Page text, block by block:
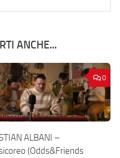
ANCHE...
0
ALBANI –
(Odds&Friends